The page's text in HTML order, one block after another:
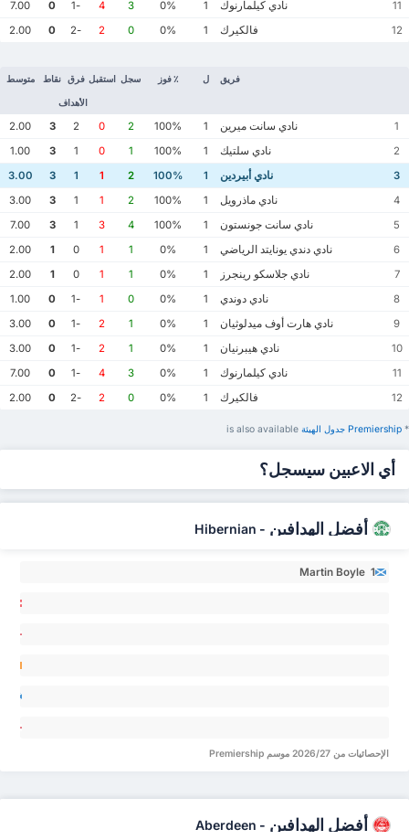
11 نادي كيلمارنوك 1
0%
3
4
-1
0
7.00
12
فالكيرك 1
0%
0
2
-2
0
2.00
فريق ل ٪ فوز سجل استقبل فرق
الأهداف
نقاط متوسط
1 نادي سانت ميرين 1
100%
2
0
2
3
2.00
2
نادي سلتيك 1
100%
1
0
1
3
1.00
3
نادي أبيردين 1
100%
2
1
1
3
3.00
4
نادي ماذرويل 1
100%
2
1
1
3
3.00
5
نادي سانت جونستون 1
100%
4
3
1
3
7.00
6
نادي دندي يونايتد الرياضي 1
0%
1
1
0
1
2.00
7
نادي جلاسكو رينجرز 1
0%
1
1
0
1
2.00
8
نادي دوندي 1
0%
0
1
-1
0
1.00
9
نادي هارت أوف ميدلوثيان 1
0%
1
2
-1
0
3.00
10
نادي هيبرنيان 1
0%
1
2
-1
0
3.00
11
نادي كيلمارنوك 1
0%
3
4
-1
0
7.00
12
فالكيرك 1
0%
0
2
-2
0
2.00
* Premiership ‏جدول الهيئة
أي الاعبين سيسجل؟
أفضل الهدافين -
Hibernian
Martin Boyle 1
الإحصائيات من 2026/27 موسم Premiership
أفضل الهدافين -
Aberdeen